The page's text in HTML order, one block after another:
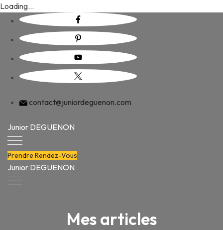
Loading...
Skip
content
contact@juniordeguenon.com
Junior DEGUENON
Prendre Rendez-Vous
Junior DEGUENON
Mes articles